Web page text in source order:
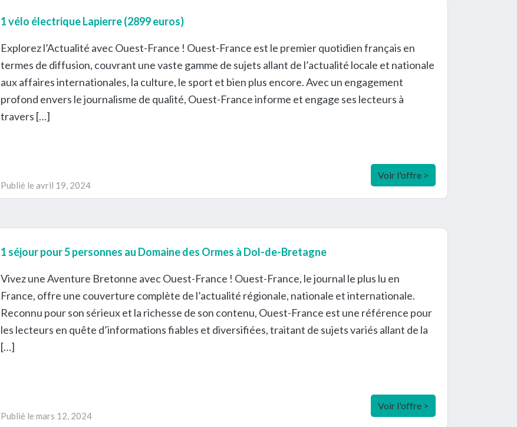
1 vélo électrique Lapierre (2899 euros)
Explorez l’Actualité avec Ouest-France ! Ouest-France est le premier quotidien français en
termes de diffusion, couvrant une vaste gamme de sujets allant de l’actualité locale et nationale
aux affaires internationales, la culture, le sport et bien plus encore. Avec un engagement
profond envers le journalisme de qualité, Ouest-France informe et engage ses lecteurs à
travers […]
Publié le avril 19, 2024
Voir l'offre >
1 séjour pour 5 personnes au Domaine des Ormes à Dol-de-Bretagne
Vivez une Aventure Bretonne avec Ouest-France ! Ouest-France, le journal le plus lu en
France, offre une couverture complète de l’actualité régionale, nationale et internationale.
Reconnu pour son sérieux et la richesse de son contenu, Ouest-France est une référence pour
les lecteurs en quête d’informations fiables et diversifiées, traitant de sujets variés allant de la
[…]
Publié le mars 12, 2024
Voir l'offre >